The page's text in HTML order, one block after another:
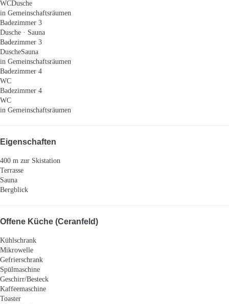
WCDusche
in Gemeinschaftsräumen
Badezimmer 3
Dusche · Sauna
Badezimmer 3
DuscheSauna
in Gemeinschaftsräumen
Badezimmer 4
WC
Badezimmer 4
WC
in Gemeinschaftsräumen
Eigenschaften
400 m zur Skistation
Terrasse
Sauna
Bergblick
Offene Küche (Ceranfeld)
Kühlschrank
Mikrowelle
Gefrierschrank
Spülmaschine
Geschirr/Besteck
Kaffeemaschine
Toaster